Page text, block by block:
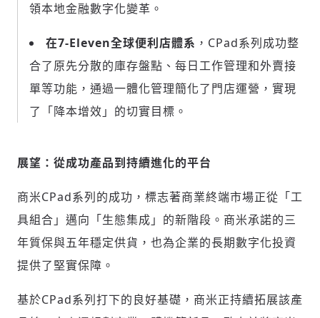
領本地金融數字化變革。
在7-Eleven全球便利店體系 ，CPad系列成功整
合了原先分散的庫存盤點、每日工作管理和外賣接
單等功能，通過一體化管理簡化了門店運營，實現
了「降本增效」的切實目標。
展望：從成功產品到持續進化的平台
商米CPad系列的成功，標志著商業終端市場正從「工
具組合」邁向「生態集成」的新階段。商米承諾的三
年質保與五年穩定供貨，也為企業的長期數字化投資
提供了堅實保障。
基於CPad系列打下的良好基礎，商米正持續拓展該產